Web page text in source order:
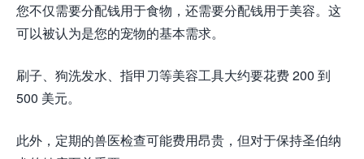
您不仅需要分配钱用于食物，还需要分配钱用于美容。这
可以被认为是您的宠物的基本需求。
刷子、狗洗发水、指甲刀等美容工具大约要花费 200 到
500 美元。
此外，定期的兽医检查可能费用昂贵，但对于保持圣伯纳